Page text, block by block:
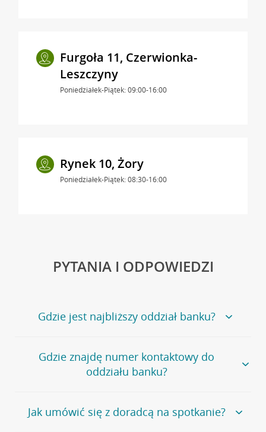
Furgoła 11, Czerwionka-
Leszczyny
Poniedziałek-Piątek: 09:00-16:00
Rynek 10, Żory
Poniedziałek-Piątek: 08:30-16:00
PYTANIA I ODPOWIEDZI
Gdzie jest najbliższy oddział banku?
Jeśli szukasz oddziału naszego banku, zapraszamy na
stronęPlacówki i bankomaty, na której znajduje się
wygodna wyszukiwarka.
oddziałów
Gdzie znajdę numer kontaktowy do
oddziału banku?
Bank Credit Agricole nie udostępnia ogólnego numeru
telefonu do placówki bankowej.
Jak umówić się z doradcą na spotkanie?